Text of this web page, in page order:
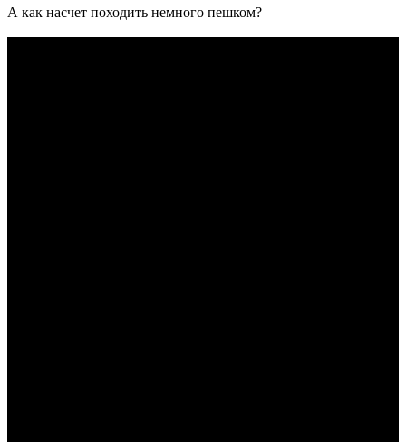
А как насчет походить немного пешком?